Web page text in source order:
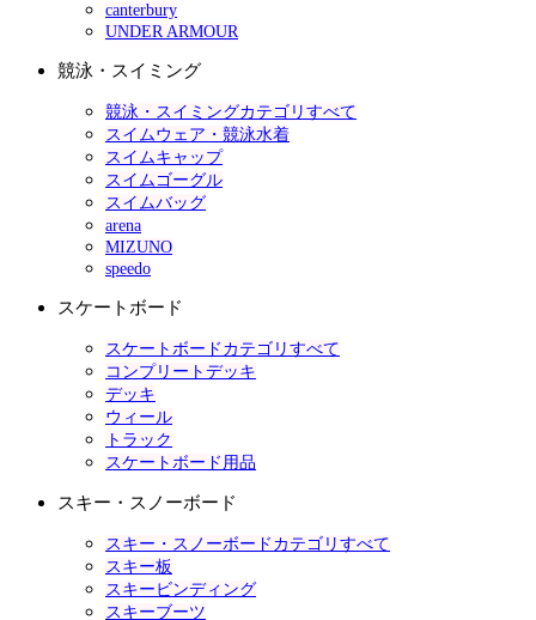
canterbury
UNDER ARMOUR
競泳・スイミング
競泳・スイミングカテゴリすべて
スイムウェア・競泳水着
スイムキャップ
スイムゴーグル
スイムバッグ
arena
MIZUNO
speedo
スケートボード
スケートボードカテゴリすべて
コンプリートデッキ
デッキ
ウィール
トラック
スケートボード用品
スキー・スノーボード
スキー・スノーボードカテゴリすべて
スキー板
スキービンディング
スキーブーツ